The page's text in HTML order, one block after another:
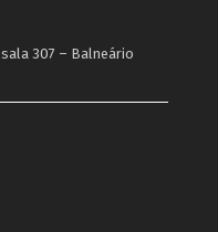
sala 307 – Balneário